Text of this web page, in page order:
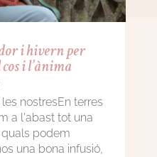
i hivern per
i l’ànima
nostresEn terres
a l'abast tot una
podem
una bona infusió,